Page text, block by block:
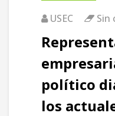
USEC Sin
político
los